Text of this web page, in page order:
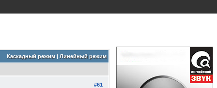
Каскадный режим| Линейный режим
#61